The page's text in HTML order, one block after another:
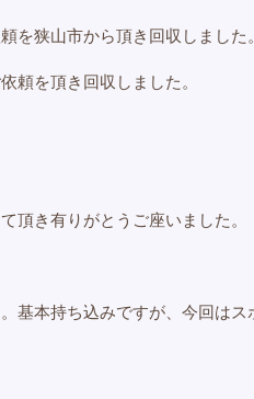
を狭山市から頂き回収しました。
頼を頂き回収しました。
頂き有りがとうご座いました。
基本持ち込みですが、今回はス